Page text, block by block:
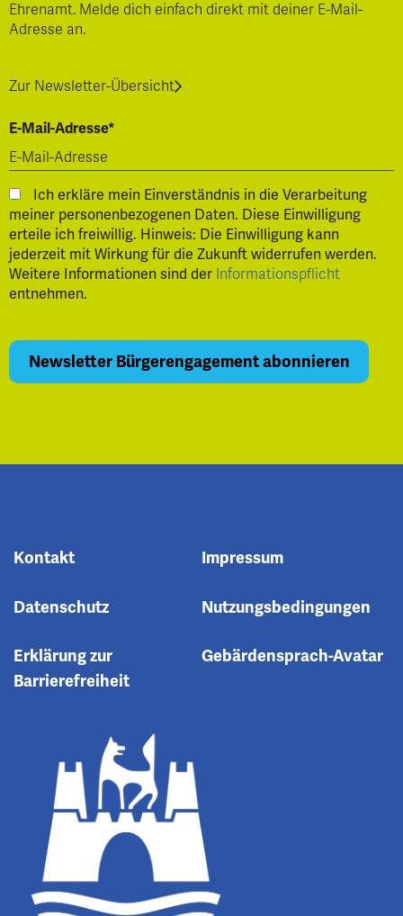
Ehrenamt. Melde dich einfach direkt mit deiner E-Mail-
Adresse an.
Zur Newsletter-Übersicht
E-Mail-Adresse*
Ich erkläre mein Einverständnis in die Verarbeitung
meiner personenbezogenen Daten. Diese Einwilligung
erteile ich freiwillig. Hinweis: Die Einwilligung kann
jederzeit mit Wirkung für die Zukunft widerrufen werden.
Weitere Informationen sind der Informationspflicht
entnehmen.
Kontakt Impressum
Datenschutz Nutzungsbedingungen
Erklärung zur
Barrierefreiheit
Gebärdensprach-Avatar